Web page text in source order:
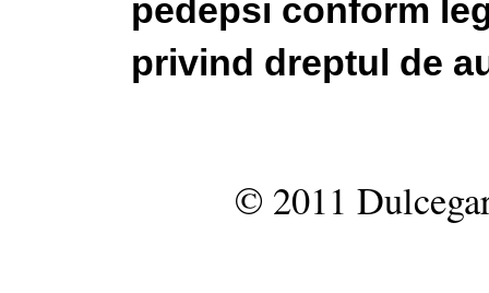
pedepsi conform
privind dreptul de
© 2011